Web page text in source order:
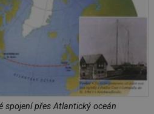
spojení přes Atlantický oceán